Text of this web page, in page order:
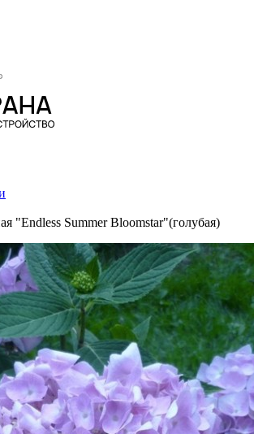
"Endless Summer Bloomstar"(голубая)